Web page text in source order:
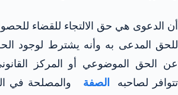
أن الدعوى هي حق الالتجاء للقضاء
للحق المدعى به وأنه يشترط لوجود
عن الحق الموضوعي أو المركز
تتوافر لصاحبه
الصفة
والمصلحة في